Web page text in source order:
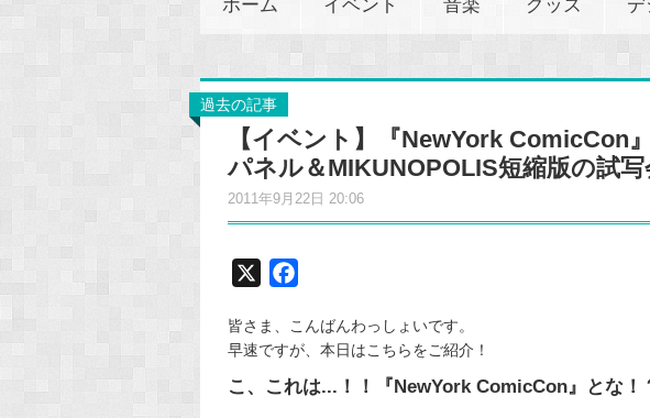
ホーム イベント 音楽 グッズ デ
過去の記事
【イベント】『NewYork ComicCon
パネル＆MIKUNOPOLIS短縮版の試写
2011年9月22日 20:06
c
e
b
皆さま、こんばんわっしょいです。
早速ですが、本日はこちらをご紹介！
こ、これは...！！『NewYork ComicCon』とな！